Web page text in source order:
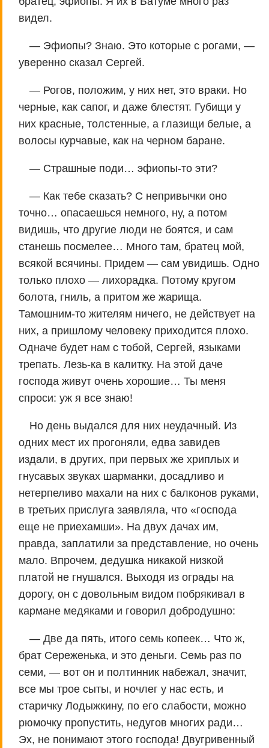
видел.
— Эфиопы? Знаю. Это которые с рогами, —
уверенно сказал Сергей.
— Рогов, положим, у них нет, это враки. Но
черные, как сапог, и даже блестят. Губищи у
них красные, толстенные, а глазищи белые, а
волосы курчавые, как на черном баране.
— Страшные поди… эфиопы-то эти?
— Как тебе сказать? С непривычки оно
точно… опасаешься немного, ну, а потом
видишь, что другие люди не боятся, и сам
станешь посмелее… Много там, братец мой,
всякой всячины. Придем — сам увидишь. Одно
только плохо — лихорадка. Потому кругом
болота, гниль, а притом же жарища.
Тамошним-то жителям ничего, не действует на
них, а пришлому человеку приходится плохо.
Одначе будет нам с тобой, Сергей, языками
трепать. Лезь-ка в калитку. На этой даче
господа живут очень хорошие… Ты меня
спроси: уж я все знаю!
Но день выдался для них неудачный. Из
одних мест их прогоняли, едва завидев
издали, в других, при первых же хриплых и
гнусавых звуках шарманки, досадливо и
нетерпеливо махали на них с балконов руками,
в третьих прислуга заявляла, что «господа
еще не приехамши». На двух дачах им,
правда, заплатили за представление, но очень
мало. Впрочем, дедушка никакой низкой
платой не гнушался. Выходя из ограды на
дорогу, он с довольным видом побрякивал в
кармане медяками и говорил добродушно:
— Две да пять, итого семь копеек… Что ж,
брат Сереженька, и это деньги. Семь раз по
семи, — вот он и полтинник набежал, значит,
все мы трое сыты, и ночлег у нас есть, и
старичку Лодыжкину, по его слабости, можно
рюмочку пропустить, недугов многих ради…
Эх, не понимают этого господа! Двугривенный